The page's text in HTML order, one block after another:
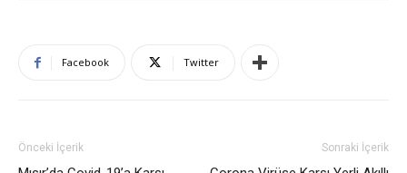
Facebook Twitter
Önceki İçerik Sonraki İçerik